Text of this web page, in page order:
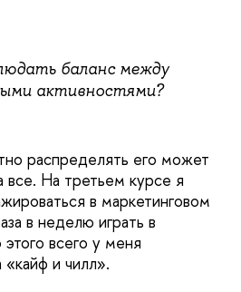
баланс между
активностями?
распределять его может
все. На третьем курсе я
в маркетинговом
в неделю играть в
всего у меня
и чилл».